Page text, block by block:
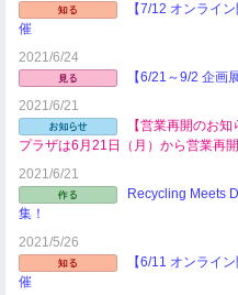
【7/12 オンライ
催
2021/6/24
【6/21～9/2 企画
2021/6/21
【営業再開のお
プラザは6月21日（月）から営業再開
2021/6/21
Recycling Meets
集！
2021/5/26
【6/11 オンライ
催